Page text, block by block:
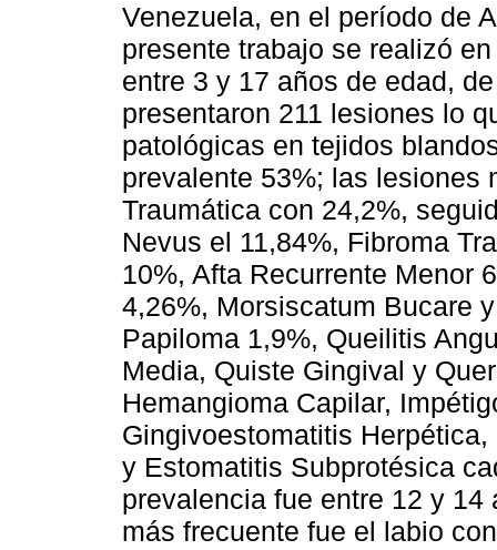
Venezuela, en el período de
presente trabajo se realizó
entre 3 y 17 años de edad,
presentaron 211 lesiones lo
patológicas en tejidos
prevalente 53%; las lesiones
Traumática con 24,2%,
Nevus el 11,84%, Fibroma
10%, Afta Recurrente Menor
4,26%, Morsiscatum Bucare
Papiloma 1,9%, Queilitis
Media, Quiste Gingival y
Hemangioma Capilar,
Gingivoestomatitis
y Estomatitis Subprotésica
prevalencia fue entre 12 y
más frecuente fue el labio